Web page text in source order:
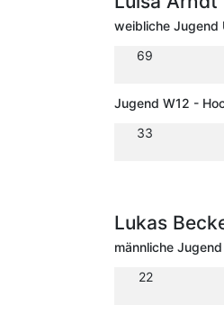
weibliche Jugend
69
Jugend W12 -
33
Lukas
männliche
22